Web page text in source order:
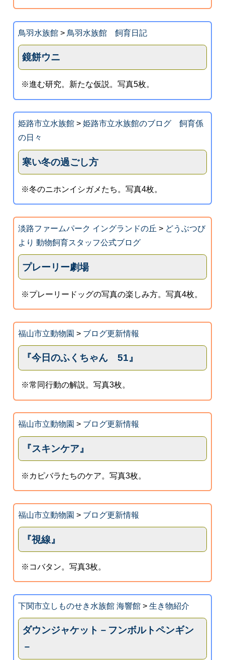
鳥羽水族館> 鳥羽水族館 飼育日記
鏡餅ウニ
※進む研究。新たな仮説。写真5枚。
姫路市立水族館> 姫路市立水族館のブログ 飼育係
の日々
寒い冬の過ごし方
※冬のニホンイシガメたち。写真4枚。
淡路ファームパーク イングランドの丘 > どうぶつび
より 動物飼育スタッフ公式ブログ
プレーリー劇場
※プレーリードッグの写真の楽しみ方。写真4枚。
福山市立動物園 > ブログ更新情報
『今日のふくちゃん 51』
※常同行動の解説。写真3枚。
福山市立動物園 > ブログ更新情報
『スキンケア』
※カピバラたちのケア。写真3枚。
福山市立動物園 > ブログ更新情報
『視線』
※コバタン。写真3枚。
下関市立しものせき水族館 海響館> 生き物紹介
ダウンジャケット－フンボルトペンギン
－